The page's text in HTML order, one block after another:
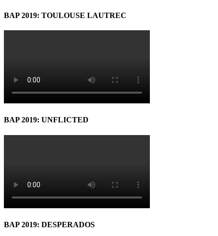
BAP 2019: TOULOUSE LAUTREC
BAP 2019: UNFLICTED
BAP 2019: DESPERADOS